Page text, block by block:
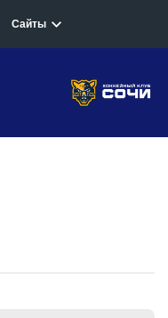
Сайты